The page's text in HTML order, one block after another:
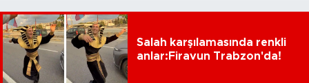
Salah karşılamasında renkli
anlar:Firavun Trabzon'da!